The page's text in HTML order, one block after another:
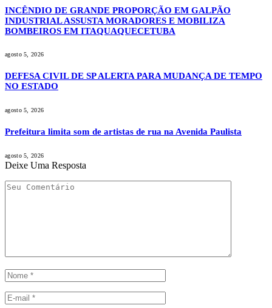
INCÊNDIO DE GRANDE PROPORÇÃO EM GALPÃO
INDUSTRIAL ASSUSTA MORADORES E MOBILIZA
BOMBEIROS EM ITAQUAQUECETUBA
agosto 5, 2026
DEFESA CIVIL DE SP ALERTA PARA MUDANÇA DE TEMPO
NO ESTADO
agosto 5, 2026
Prefeitura limita som de artistas de rua na Avenida Paulista
agosto 5, 2026
Deixe Uma Resposta